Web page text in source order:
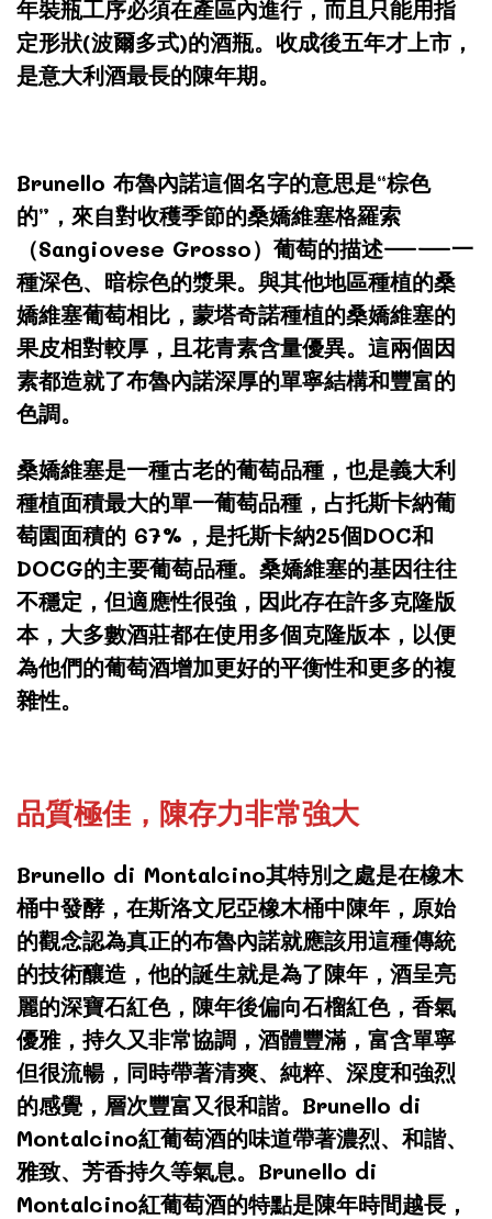
年裝瓶工序必須在產區內進行，而且只能用指
定形狀(波爾多式)的酒瓶。收成後五年才上市，
是意大利酒最長的陳年期。
Brunello 布魯內諾這個名字的意思是“棕色
的”，來自對收穫季節的桑嬌維塞格羅索
（Sangiovese Grosso）葡萄的描述——一
種深色、暗棕色的漿果。與其他地區種植的桑
嬌維塞葡萄相比，蒙塔奇諾種植的桑嬌維塞的
果皮相對較厚，且花青素含量優異。這兩個因
素都造就了布魯內諾深厚的單寧結構和豐富的
色調。
桑嬌維塞是一種古老的葡萄品種，也是義大利
種植面積最大的單一葡萄品種，占托斯卡納葡
萄園面積的 67%，是托斯卡納25個DOC和
DOCG的主要葡萄品種。桑嬌維塞的基因往往
不穩定，但適應性很強，因此存在許多克隆版
本，大多數酒莊都在使用多個克隆版本，以便
為他們的葡萄酒增加更好的平衡性和更多的複
雜性。
品質極佳，陳存力非常強大
Brunello di Montalcino其特別之處是在橡木
桶中發酵，在斯洛文尼亞橡木桶中陳年，原始
的觀念認為真正的布魯內諾就應該用這種傳統
的技術釀造，他的誕生就是為了陳年，酒呈亮
麗的深寶石紅色，陳年後偏向石榴紅色，香氣
優雅，持久又非常協調，酒體豐滿，富含單寧
但很流暢，同時帶著清爽、純粹、深度和強烈
的感覺，層次豐富又很和諧。Brunello di
Montalcino紅葡萄酒的味道帶著濃烈、和諧、
雅致、芳香持久等氣息。Brunello di
Montalcino紅葡萄酒的特點是陳年時間越長，